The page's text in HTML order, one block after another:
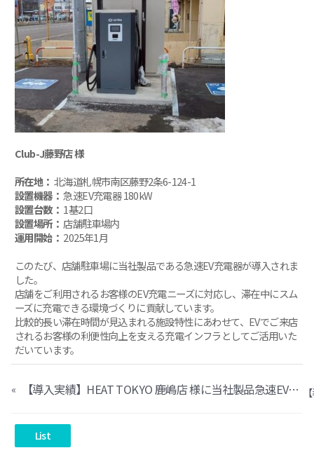
Club-J藤野店 様
所在地： 北海道札幌市南区藤野2条6-124-1
設置機器： 急速EV充電器 180kW
設置台数： 1基2口
設置場所： 店舗駐車場内
運用開始： 2025年1月
このたび、店舗駐車場に当社製品である急速EV充電器が導入されま
した。
店舗をご利用されるお客様のEV充電ニーズに対応し、滞在中にスム
ーズに充電できる環境づくりに貢献しています。
比較的長い滞在時間が見込まれる施設特性にあわせて、EVでご来店
されるお客様の利便性向上を支える充電インフラとしてご活用いた
だいています。
« 【導入実績】HEAT TOKYO 鹿嶋店 様に当社製品急速EV充電器が導入されました
List